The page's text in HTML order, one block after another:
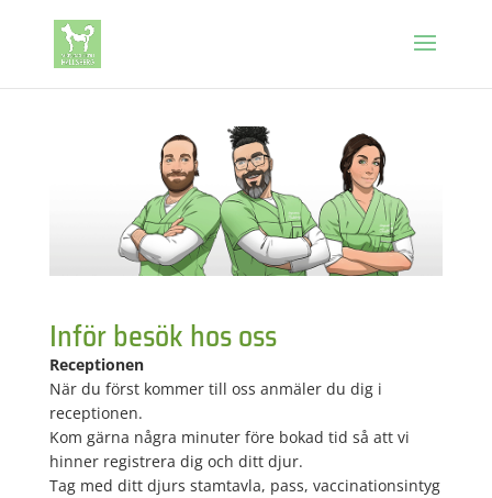
Inför besök hos oss
Receptionen
När du först kommer till oss anmäler du dig i
receptionen.
Kom gärna några minuter före bokad tid så att vi
hinner registrera dig och ditt djur.
Tag med ditt djurs stamtavla, pass, vaccinationsintyg